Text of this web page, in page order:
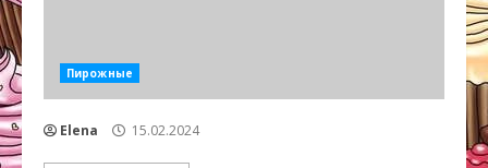
Пирожные
Elena 15.02.2024